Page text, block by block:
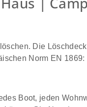
Die
Norm EN
Boot, jeden